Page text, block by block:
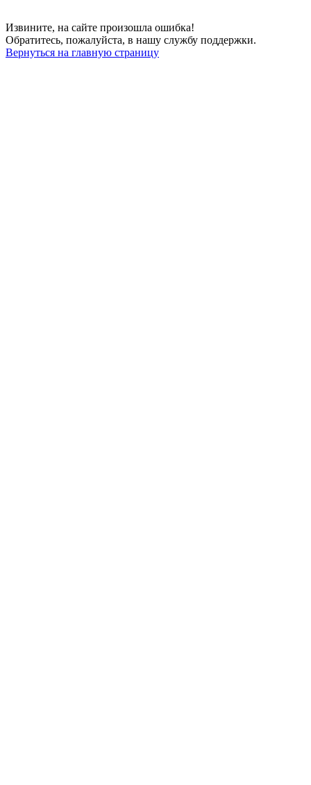
Извините, на сайте произошла ошибка!
Обратитесь, пожалуйста, в нашу службу поддержки.
Вернуться на главную страницу